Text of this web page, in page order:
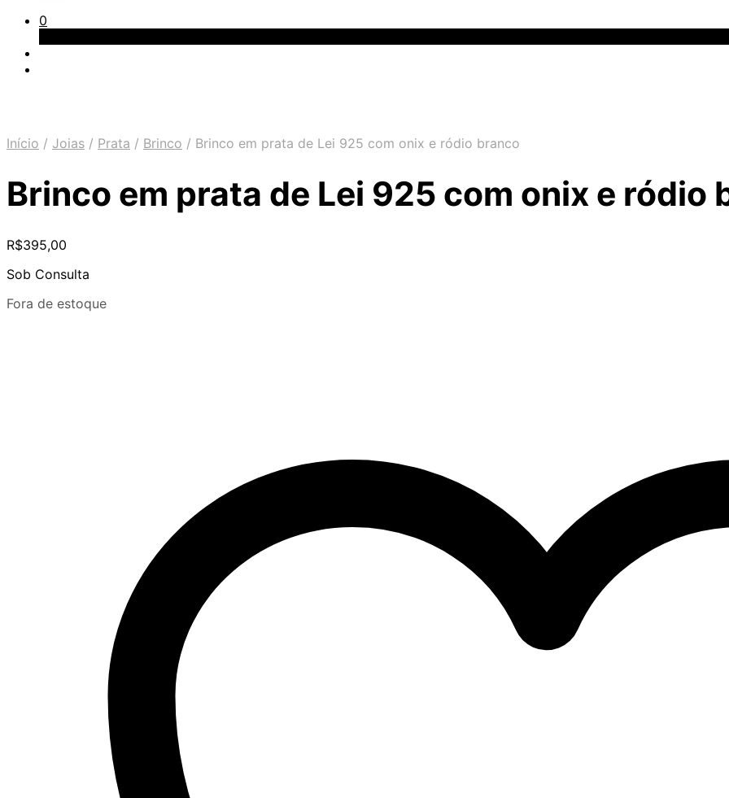
0
Início / Joias / Prata / Brinco / Brinco em prata de Lei 925 com onix e ródio branco
Brinco em prata de Lei 925 com onix e ródio
R$395,00
Sob Consulta
Fora de estoque